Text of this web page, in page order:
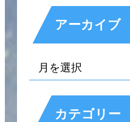
アーカイブ
カテゴリー